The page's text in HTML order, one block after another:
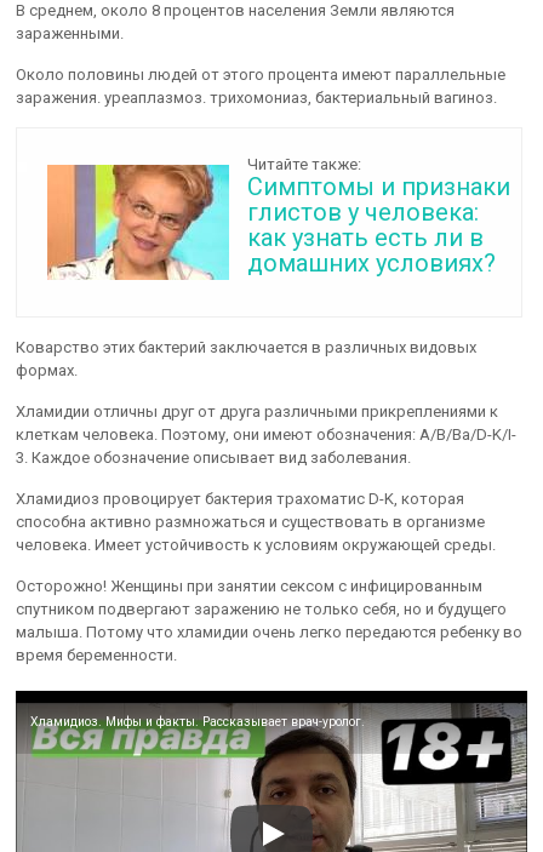
В среднем, около 8 процентов населения Земли являются
зараженными.
Около половины людей от этого процента имеют параллельные
заражения. уреаплазмоз. трихомониаз, бактериальный вагиноз.
Читайте также:
Симптомы и признаки
глистов у человека:
как узнать есть ли в
домашних условиях?
Коварство этих бактерий заключается в различных видовых
формах.
Хламидии отличны друг от друга различными прикреплениями к
клеткам человека. Поэтому, они имеют обозначения: A/B/Ba/D-K/I-
3. Каждое обозначение описывает вид заболевания.
Хламидиоз провоцирует бактерия трахоматис D-K, которая
способна активно размножаться и существовать в организме
человека. Имеет устойчивость к условиям окружающей среды.
Осторожно! Женщины при занятии сексом с инфицированным
спутником подвергают заражению не только себя, но и будущего
малыша. Потому что хламидии очень легко передаются ребенку во
время беременности.
Хламидиоз. Мифы и факты. Рассказывает врач-уролог.